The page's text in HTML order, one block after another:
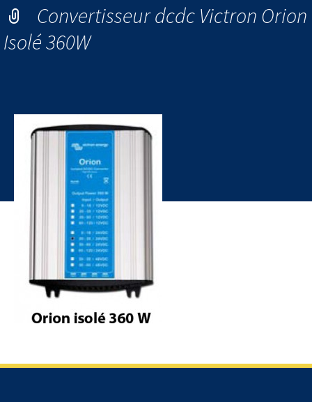
Convertisseur dcdc Victron Orion
Isolé 360W